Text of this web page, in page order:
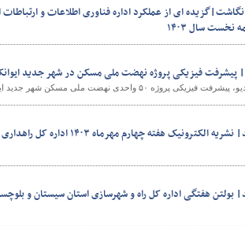
راه و
نگاشت|گزیده ای از عملکرد اداره فناوری اطلاعات و
نخست سال ۱۴۰۳
پیشرفت فیزیکی پروژه نهضت ملی مسکن در شهر جدید
فیزیکی پروژه ۵۰ واحدی نهضت ملی مسکن شهر جدید ایوانکی به نمایش درآمده است.
الکترونیک هفته چهارم مهرماه ۱۴۰۳ اداره کل راهداری و حمل و نقل جاده ای خوزستان
بولتن هفتگی اداره کل راه و شهرسازی استان سیستان و بلوچستان